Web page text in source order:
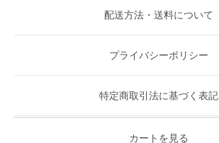
配送方法・送料について
プライバシーポリシー
特定商取引法に基づく表記
カートを見る